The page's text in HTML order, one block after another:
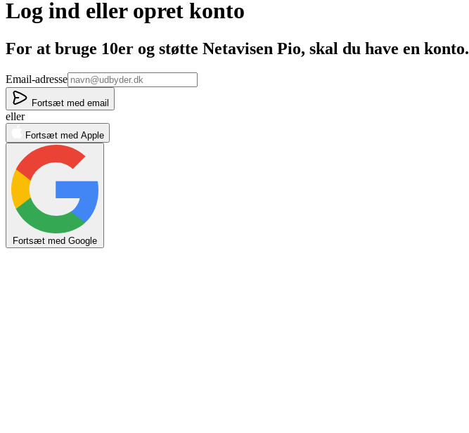
Log ind eller opret konto
For at bruge 10er og støtte Netavisen Pio, skal du have en konto.
Email-adresse
Fortsæt med email
eller
Fortsæt med Apple
Fortsæt med Google